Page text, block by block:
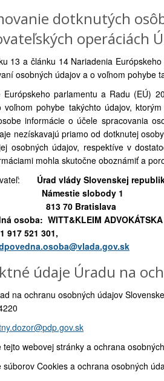
dotknutých
operáciách
13 a článku 14 Nariadenia
osobných údajov a o voľnom pohybe
Európskeho parlamentu a Radu (EÚ)
voľnom pohybe takýchto údajov,
informácie o účele spracovania
nezískavajú priamo od dotknutej
osobných údajov, respektíve v
mohla skutočne oboznámiť a
Úrad vlády Slovenskej
Námestie slobody 1
70 Bratislava
osoba: WITT&KLEIM ADVOKÁTSKA
917 521 301,
údaje Úradu na
na ochranu osobných údajov
tejto webovej stránky a ochrana
súborov Cookies a ochrana osobných